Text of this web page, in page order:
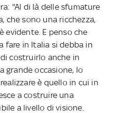
"Al di là delle sfumature
che sono una ricchezza,
evidente. E penso che
fare in Italia si debba in
costruirlo anche in
grande occasione, lo
è quello in cui in
a costruire una
a livello di visione.